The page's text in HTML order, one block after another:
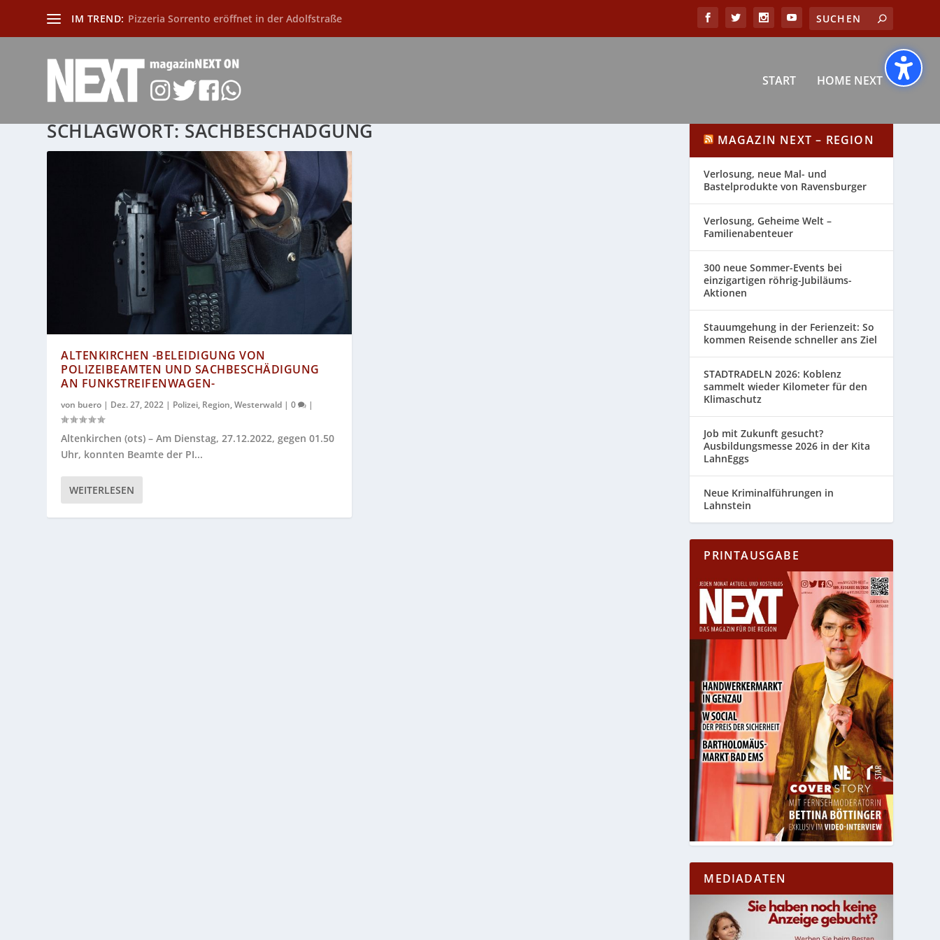
IM TREND: Pizzeria Sorrento eröffnet in der Adolfstraße
START HOME NEXT
SCHLAGWORT:SACHBESCHÄDGUNG
ALTENKIRCHEN -BELEIDIGUNG VON
POLIZEIBEAMTEN UND SACHBESCHÄDIGUNG
AN FUNKSTREIFENWAGEN-
von buero | Dez. 27, 2022 | Polizei, Region,Westerwald |0 |
Altenkirchen (ots) – Am Dienstag, 27.12.2022, gegen 01.50
Uhr, konnten Beamte der PI...
WEITERLESEN
MAGAZIN NEXT – REGION
Verlosung, neue Mal- und
Bastelprodukte von Ravensburger
Verlosung, Geheime Welt –
Familienabenteuer
300 neue Sommer-Events bei
einzigartigen röhrig-Jubiläums-
Aktionen
Stauumgehung in der Ferienzeit: So
kommen Reisende schneller ans Ziel
STADTRADELN 2026: Koblenz
sammelt wieder Kilometer für den
Klimaschutz
Job mit Zukunft gesucht?
Ausbildungsmesse 2026 in der Kita
LahnEggs
Neue Kriminalführungen in
Lahnstein
PRINTAUSGABE
MEDIADATEN